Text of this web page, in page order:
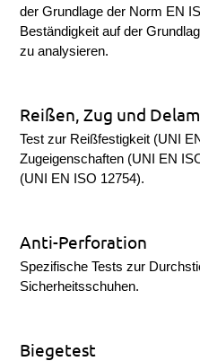
der Grundlage der Norm EN
Beständigkeit auf der
zu analysieren.
Reißen, Zug und
Test zur Reißfestigkeit (UNI
Zugeigenschaften (UNI EN
(UNI EN ISO 12754).
Anti-Perforation
Spezifische Tests zur
Sicherheitsschuhen.
Biegetest